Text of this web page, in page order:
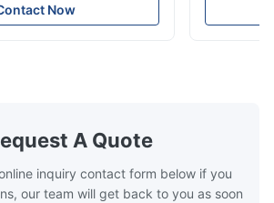
in pre-press plate
integrating design, R&D,
machine Flexo plate
Monochrome / Dual
Now
choose
A Quote
inquiry contact form below if you
our team will get back to you as soon